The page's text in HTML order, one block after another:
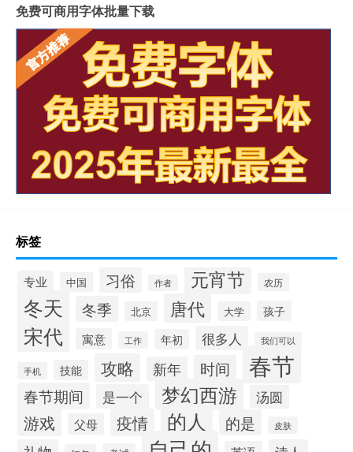
免费可商用字体批量下载
标签
专业 中国 习俗 作者 元宵节 农历
冬天 冬季 北京 唐代 大学 孩子
宋代 寓意 工作 年初 很多人 我们可以
手机 技能 攻略 新年 时间 春节
春节期间 是一个 梦幻西游 汤圆
游戏 父母 疫情 的人 的是 皮肤